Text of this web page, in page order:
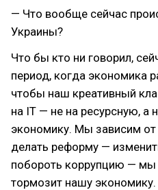
— Что вообще сейчас
Украины?
Что бы кто ни говорил,
период, когда экономика
чтобы наш креативный
на IT — не на ресурсную, а
экономику. Мы зависим
делать реформу —
побороть коррупцию — мы
тормозит нашу